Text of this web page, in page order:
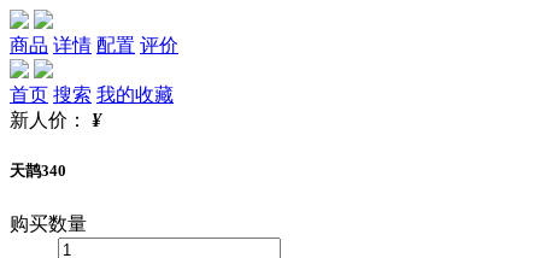
商品 详情 配置 评价
首页 搜索 我的收藏
新人价：
¥
天鹊340
购买数量